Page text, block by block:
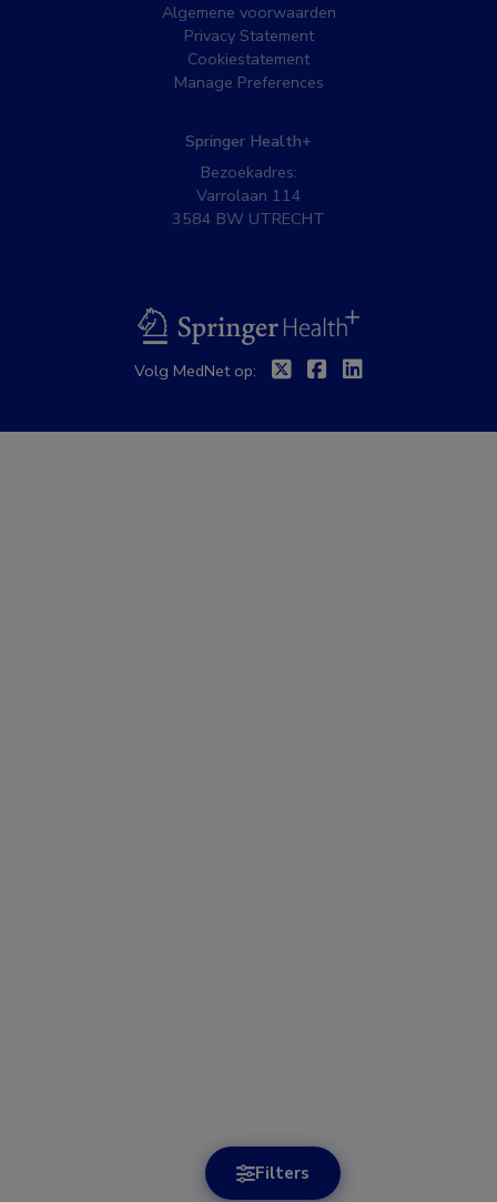
Filters
Algemene voorwaarden
Privacy Statement
Cookiestatement
Manage Preferences
Springer Health+
Bezoekadres:
Varrolaan 114
3584 BW UTRECHT
BSL
Volg MedNet op: TwitterFacebook
Linkedin